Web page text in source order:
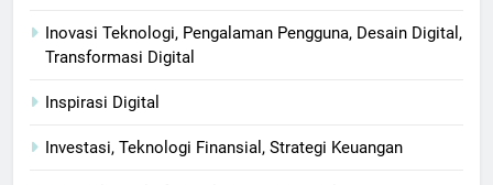
Inovasi Teknologi, Pengalaman Pengguna, Desain Digital,
Transformasi Digital
Inspirasi Digital
Investasi, Teknologi Finansial, Strategi Keuangan